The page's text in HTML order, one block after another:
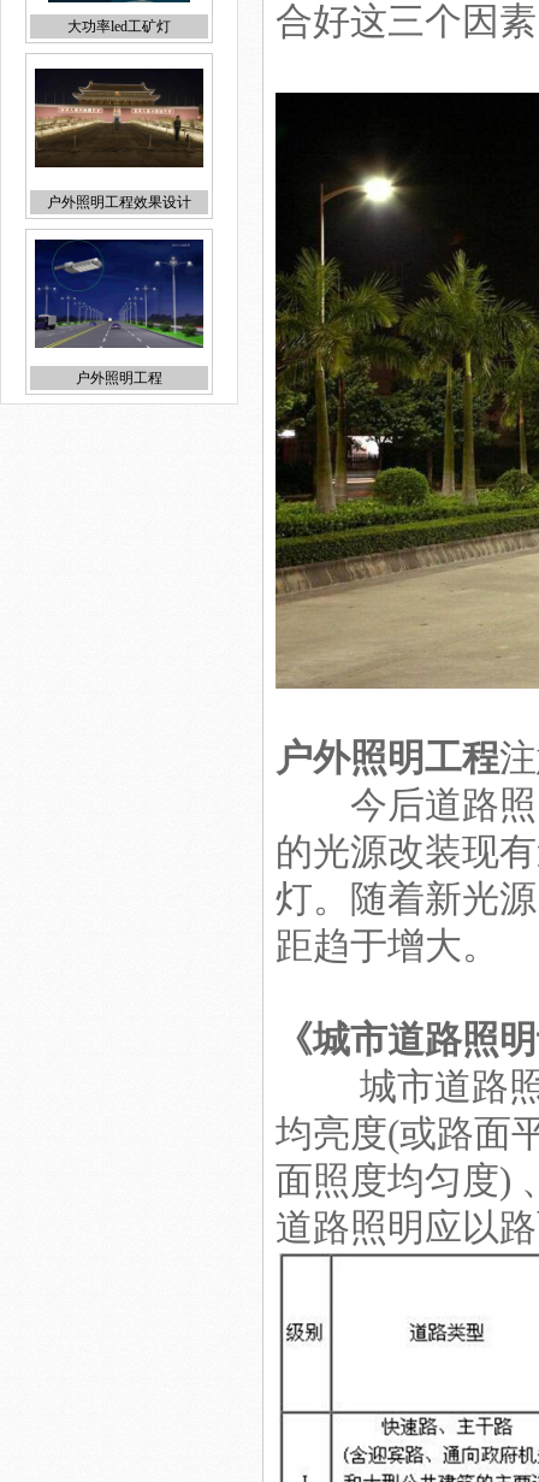
户外照明工程效果设计
户外照明工程
便宜LED工矿灯
合好这三个因
户外照明工程
今后道路照
的光源改装现
灯。随着新光
距趋于增大。
《城市道路照
城市道路照
均亮度(或路面
面照度均匀度)
道路照明应以